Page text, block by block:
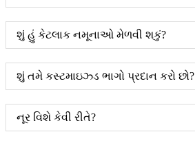
શું હું કેટલાક નમૂનાઓ મેળવી શકું?
શું તમે કસ્ટમાઇઝ્ડ ભાગો પ્રદાન કરો છો?
નૂર વિશે કેવી રીતે?